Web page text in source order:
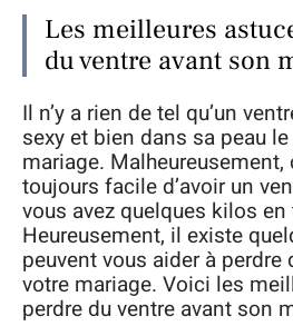
Les meilleures
du ventre avant son
Il n’y a rien de tel qu’un
sexy et bien dans sa peau
mariage. Malheureusement,
toujours facile d’avoir un
vous avez quelques kilos en
Heureusement, il existe
peuvent vous aider à perdre
votre mariage. Voici les
perdre du ventre avant son